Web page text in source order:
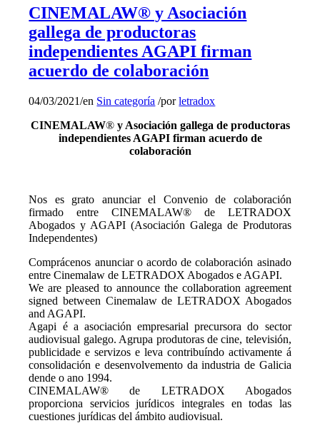
CINEMALAW® y Asociación
gallega de productoras
independientes AGAPI firman
acuerdo de colaboración
04/03/2021/en Sin categoría /porletradox
CINEMALAW® y Asociación gallega de productoras
independientes AGAPI firman acuerdo de
colaboración
Nos es grato anunciar el Convenio de colaboración
firmado entre CINEMALAW®️ de LETRADOX
Abogados y AGAPI (Asociación Galega de Produtoras
Independentes)
Comprácenos anunciar o acordo de colaboración asinado
entre Cinemalaw de LETRADOX Abogados e AGAPI.
We are pleased to announce the collaboration agreement
signed between Cinemalaw de LETRADOX Abogados
and AGAPI.
Agapi é a asociación empresarial precursora do sector
audiovisual galego. Agrupa produtoras de cine, televisión,
publicidade e servizos e leva contribuíndo activamente á
consolidación e desenvolvemento da industria de Galicia
dende o ano 1994.
CINEMALAW®️ de LETRADOX Abogados
proporciona servicios jurídicos integrales en todas las
cuestiones jurídicas del ámbito audiovisual.